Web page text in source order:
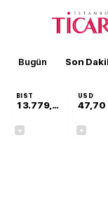
Bugün Son
BIST
13.779,39
USD
47,70